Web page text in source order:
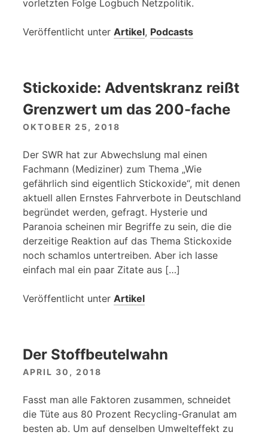
vorletzten Folge Logbuch Netzpolitik.
Veröffentlicht unter Artikel, Podcasts
Stickoxide: Adventskranz reißt
Grenzwert um das 200-fache
OKTOBER 25, 2018
Der SWR hat zur Abwechslung mal einen
Fachmann (Mediziner) zum Thema „Wie
gefährlich sind eigentlich Stickoxide“, mit denen
aktuell allen Ernstes Fahrverbote in Deutschland
begründet werden, gefragt. Hysterie und
Paranoia scheinen mir Begriffe zu sein, die die
derzeitige Reaktion auf das Thema Stickoxide
noch schamlos untertreiben. Aber ich lasse
einfach mal ein paar Zitate aus […]
Veröffentlicht unter Artikel
Der Stoffbeutelwahn
APRIL 30, 2018
Fasst man alle Faktoren zusammen, schneidet
die Tüte aus 80 Prozent Recycling-Granulat am
besten ab. Um auf denselben Umwelteffekt zu